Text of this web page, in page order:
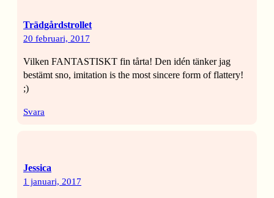
Trädgårdstrollet
20 februari, 2017
Vilken FANTASTISKT fin tårta! Den idén tänker jag
bestämt sno, imitation is the most sincere form of flattery!
;)
Svara
Jessica
1 januari, 2017